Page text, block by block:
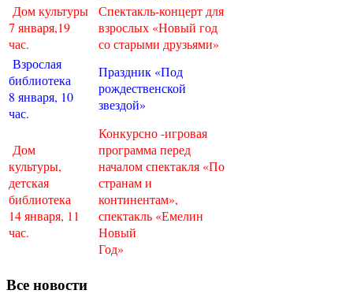
Дом культуры
7 января,19
час.
Спектакль-концерт для
взрослых «Новый год
со старыми друзьями»
Взрослая
библиотека
8 января, 10
час.
Праздник «Под
рождественской
звездой»
Дом
культуры,
детская
библиотека
14 января, 11
час.
Конкурсно -игровая
программа перед
началом спектакля «По
странам и
континентам»,
спектакль «Емелин
Новый
Год»
Все новости